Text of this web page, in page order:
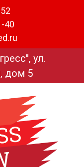
40
ул.
дом 5